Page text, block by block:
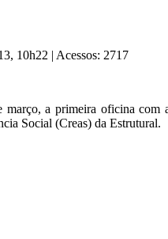
10h22 | Acessos: 2717
a primeira oficina com
Social (Creas) da Estrutural.